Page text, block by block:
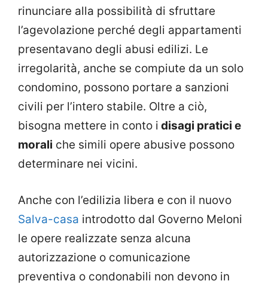
rinunciare alla possibilità di sfruttare
l’agevolazione perché degli appartamenti
presentavano degli abusi edilizi. Le
irregolarità, anche se compiute da un solo
condomino, possono portare a sanzioni
civili per l’intero stabile. Oltre a ciò,
bisogna mettere in conto i disagi pratici e
morali che simili opere abusive possono
determinare nei vicini.
Anche con l’edilizia libera e con il nuovo
Salva-casa introdotto dal Governo Meloni
le opere realizzate senza alcuna
autorizzazione o comunicazione
preventiva o condonabili non devono in